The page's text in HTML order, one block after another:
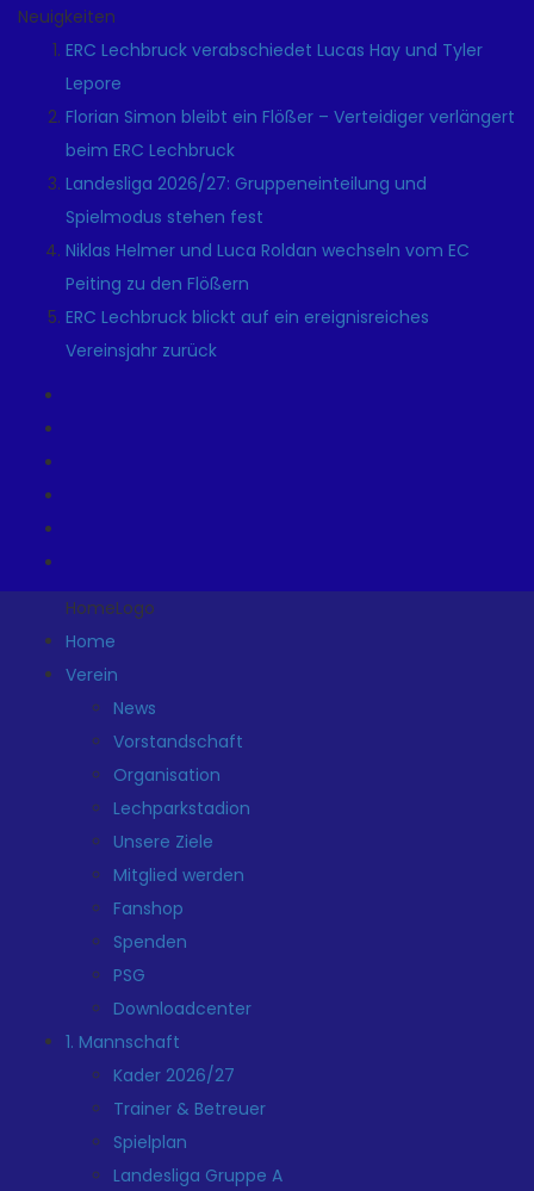
Neuigkeiten
ERC Lechbruck verabschiedet Lucas Hay und Tyler
Lepore
Florian Simon bleibt ein Flößer – Verteidiger verlängert
beim ERC Lechbruck
Landesliga 2026/27: Gruppeneinteilung und
Spielmodus stehen fest
Niklas Helmer und Luca Roldan wechseln vom EC
Peiting zu den Flößern
ERC Lechbruck blickt auf ein ereignisreiches
Vereinsjahr zurück
HomeLogo
Home
Verein
News
Vorstandschaft
Organisation
Lechparkstadion
Unsere Ziele
Mitglied werden
Fanshop
Spenden
PSG
Downloadcenter
1. Mannschaft
Kader 2026/27
Trainer & Betreuer
Spielplan
Landesliga Gruppe A